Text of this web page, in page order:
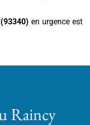
en urgence est
Raincy